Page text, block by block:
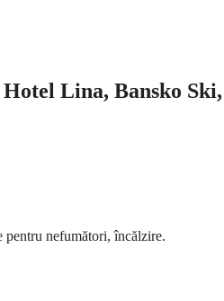
Lina, Bansko
pentru nefumători, încălzire.